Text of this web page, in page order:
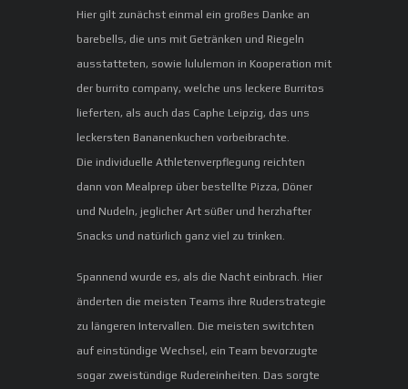
Hier gilt zunächst einmal ein großes Danke an
barebells, die uns mit Getränken und Riegeln
ausstatteten, sowie lululemon in Kooperation mit
der burrito company, welche uns leckere Burritos
lieferten, als auch das Caphe Leipzig, das uns
leckersten Bananenkuchen vorbeibrachte.
Die individuelle Athletenverpflegung reichten
dann von Mealprep über bestellte Pizza, Döner
und Nudeln, jeglicher Art süßer und herzhafter
Snacks und natürlich ganz viel zu trinken.
Spannend wurde es, als die Nacht einbrach. Hier
änderten die meisten Teams ihre Ruderstrategie
zu längeren Intervallen. Die meisten switchten
auf einstündige Wechsel, ein Team bevorzugte
sogar zweistündige Rudereinheiten. Das sorgte